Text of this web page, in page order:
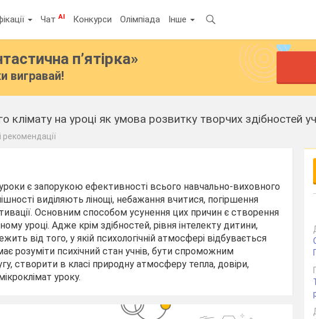
ЧатAI Конкурси Олімпіада Інше
п’ятірка»
вигравай!
клімату на уроці як умова розвитку творчих здібностей
рекомендації
уроки є запорукою ефективності всього навчально-виховного
виділяють лінощі, небажання вчитися, погіршення
Основним способом усунення цих причин є створення
уроці. Адже крім здібностей, рівня інтелекту дитини,
від того, у якій психологічній атмосфері відбувається
розуміти психічний стан учнів, бути спроможним
створити в класі природну атмосферу тепла, довіри,
уроку.